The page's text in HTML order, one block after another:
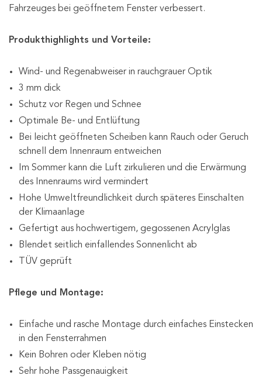
Fahrzeuges bei geöffnetem Fenster verbessert.
Produkthighlights und Vorteile:
Wind- und Regenabweiser in rauchgrauer Optik
3 mm dick
Schutz vor Regen und Schnee
Optimale Be- und Entlüftung
Bei leicht geöffneten Scheiben kann Rauch oder Geruch
schnell dem Innenraum entweichen
Im Sommer kann die Luft zirkulieren und die Erwärmung
des Innenraums wird vermindert
Hohe Umweltfreundlichkeit durch späteres Einschalten
der Klimaanlage
Gefertigt aus hochwertigem, gegossenen Acrylglas
Blendet seitlich einfallendes Sonnenlicht ab
TÜV geprüft
Pflege und Montage:
Einfache und rasche Montage durch einfaches Einstecken
in den Fensterrahmen
Kein Bohren oder Kleben nötig
Sehr hohe Passgenauigkeit